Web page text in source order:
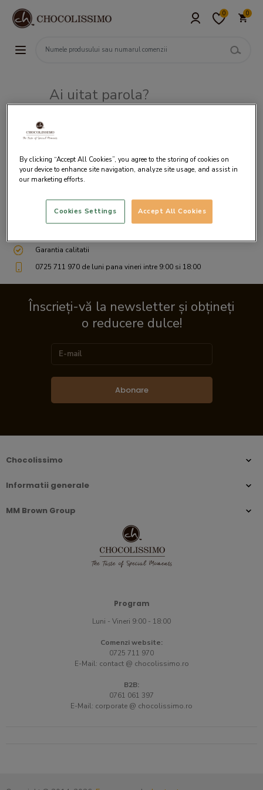
0 0
Ai uitat parola?
Livrare gratuita incepand cu 200 lei
Garantia calitatii
0725 711 970 de luni pana vineri intre 9:00 si 18:00
Înscrieți-vă la newsletter și obțineți
o reducere dulce!
Abonare
Chocolissimo
Informatii generale
MM Brown Group
Program
Luni - Vineri 9:00 - 18:00
Comenzi website:
0725 711 970
E-Mail: contact @ chocolissimo.ro
B2B:
0761 061 397
E-Mail: corporate @ chocolissimo.ro
By clicking “Accept All Cookies”, you agree to the storing of cookies on
your device to enhance site navigation, analyze site usage, and assist in
our marketing efforts.
Accept All Cookies
Cookies Settings